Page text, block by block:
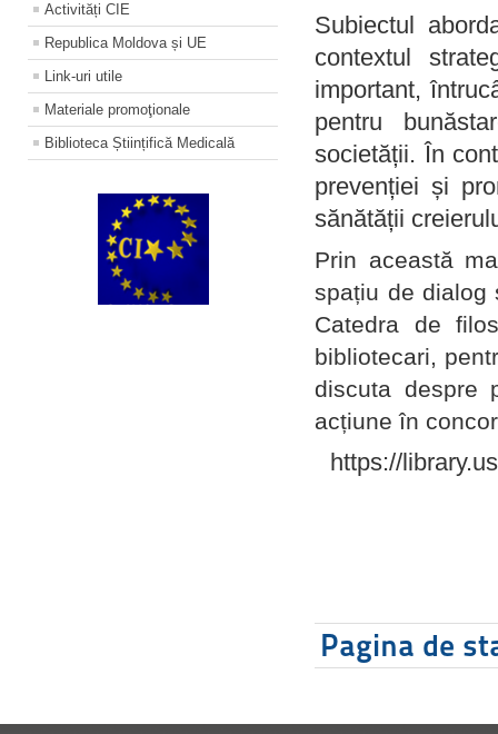
Activități CIE
Republica Moldova și UE
Link-uri utile
Materiale promoţionale
Biblioteca Științifică Medicală
Subiectul
contextul
important,
pentru
societății. În
prevenției și
sănătății
Prin această
spațiu de dialog
Catedra de
bibliotecari,
discuta despre
acțiune în
https://
Pagina de